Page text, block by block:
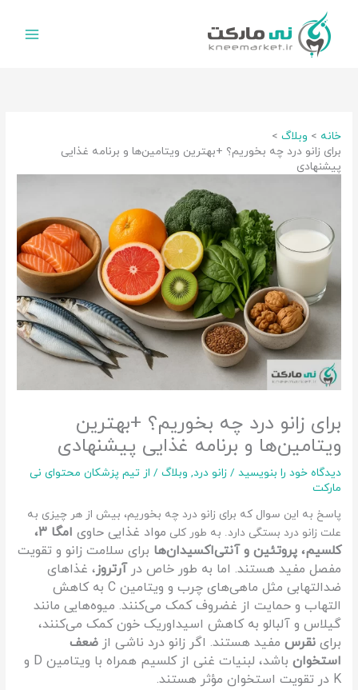
خانه
وبلاگ
برای زانو درد چه بخوریم؟ +بهترین ویتامین‌ها و برنامه غذایی
پیشنهادی
برای زانو درد چه بخوریم؟ +بهترین
ویتامین‌ها و برنامه غذایی پیشنهادی
دیدگاه‌ خود را بنویسید / زانو درد, وبلاگ / از تیم پزشکان محتوای نی
مارکت
پاسخ به این سوال که برای زانو درد چه بخوریم، بیش از هر چیزی به
علت زانو درد بستگی دارد. به طور کلی مواد غذایی حاوی
امگا ۳،
کلسیم، پروتئین و آنتی‌اکسیدان‌ها برای سلامت زانو و تقویت
مفصل مفید هستند. اما به طور خاص درآرتروز، غذاهای
ضدالتهابی مثل ماهی‌های چرب و ویتامین C به کاهش
التهاب و حمایت از غضروف کمک می‌کنند. میوه‌هایی مانند
گیلاس و آلبالو به کاهش اسیداوریک خون کمک می‌کنند،
براینقرس مفید هستند. اگر زانو درد ناشی ازضعف
استخوان
باشد، لبنیات غنی از کلسیم همراه با ویتامین D و
K در تقویت استخوان مؤثر هستند.